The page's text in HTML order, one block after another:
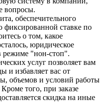
вопросы.
обеспечительного
фиксированной ставке по
о том, какое
юридическое
режиме "нон-стоп".
услуг позволяет вам
и избавляет вас от
объемов и условий работы
того, при заказе
скидка на иные